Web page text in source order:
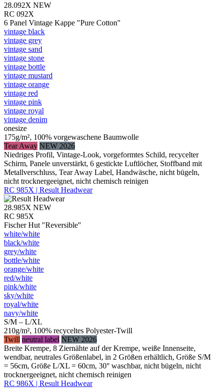
28.092X NEW
RC 092X
6 Panel Vintage Kappe "Pure Cotton"
vintage black
vintage grey
vintage sand
vintage stone
vintage bottle
vintage mustard
vintage orange
vintage red
vintage pink
vintage royal
vintage denim
onesize
175g/m², 100% vorgewaschene Baumwolle
Tear Away NEW 2026
Niedriges Profil, Vintage-Look, vorgeformtes Schild, recycelter
Schirm, Panele unverstärkt, 6 gestickte Luftlöcher, Stoffband mit
Metallverschluss, Tear Away Label, Handwäsche, nicht bügeln,
nicht trocknergeeignet, nicht chemisch reinigen
RC 985X | Result Headwear
28.985X NEW
RC 985X
Fischer Hut "Reversible"
white/​white
black/​white
grey/​white
bottle/​white
orange/​white
red/​white
pink/​white
sky/​white
royal/​white
navy/​white
S/M – L/XL
210g/m², 100% recyceltes Polyester-Twill
Twill neutral label NEW 2026
Breite Krempe, 8 Ziernähte auf der Krempe, weiße Innenseite,
wendbar, neutrales Größenlabel, in 2 Größen erhältlich, Größe S/M
= 56cm, Größe L/XL = 60cm, 30° waschbar, nicht bügeln, nicht
trocknergeeignet, nicht chemisch reinigen
RC 986X | Result Headwear